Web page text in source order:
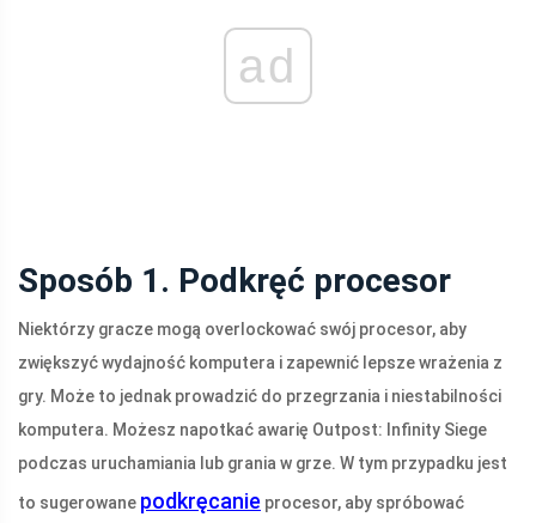
ad
Sposób 1. Podkręć procesor
Niektórzy gracze mogą overlockować swój procesor, aby
zwiększyć wydajność komputera i zapewnić lepsze wrażenia z
gry. Może to jednak prowadzić do przegrzania i niestabilności
komputera. Możesz napotkać awarię Outpost: Infinity Siege
podczas uruchamiania lub grania w grze. W tym przypadku jest
to sugerowane podkręcanie procesor, aby spróbować